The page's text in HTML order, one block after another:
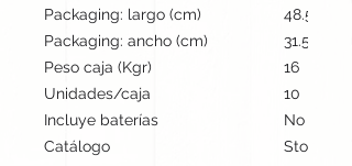
Packaging: largo (cm)
48.5
Packaging: ancho (cm)
31.5
Peso caja (Kgr)
16
Unidades/caja
10
Incluye baterías
No
Catálogo
Stock